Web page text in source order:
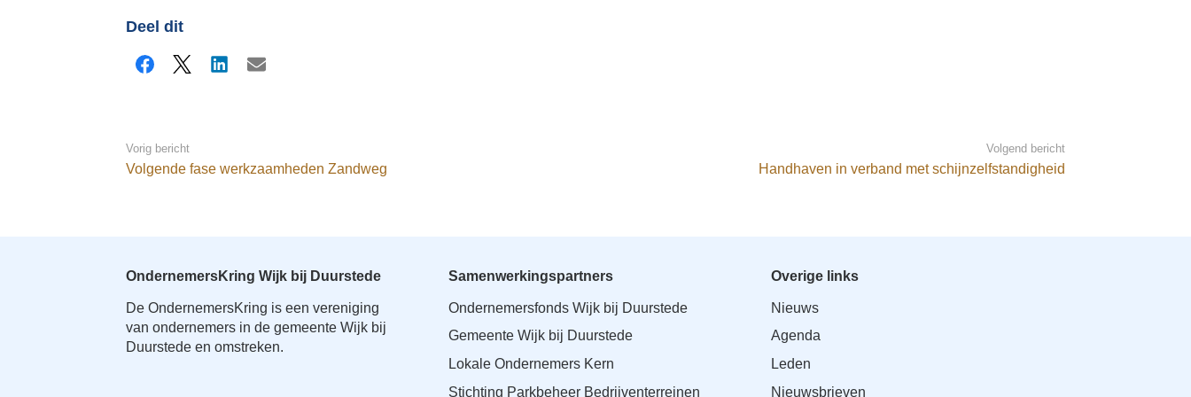
Deel dit
Facebook
X LinkedInE-mail
Vorig bericht
Volgende fase werkzaamheden Zandweg
Volgend bericht
Handhaven in verband met schijnzelfstandigheid
OndernemersKring Wijk bij Duurstede
De OndernemersKring is een vereniging
van ondernemers in de gemeente Wijk bij
Duurstede en omstreken.
Samenwerkingspartners
Ondernemersfonds Wijk bij Duurstede
Gemeente Wijk bij Duurstede
Lokale Ondernemers Kern
Stichting Parkbeheer Bedrijventerreinen
Overige links
Nieuws
Agenda
Leden
Nieuwsbrieven